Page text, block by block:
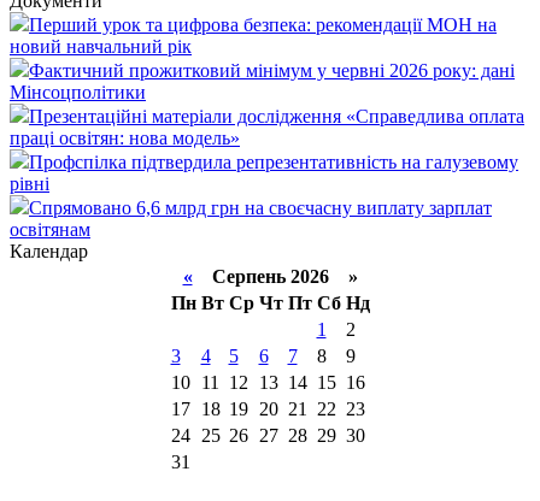
Перший урок та цифрова безпека: рекомендації МОН на
новий навчальний рік
Фактичний прожитковий мінімум у червні 2026 року: дані
Мінсоцполітики
Презентаційні матеріали дослідження «Справедлива оплата
праці освітян: нова модель»
Профспілка підтвердила репрезентативність на галузевому
рівні
Спрямовано 6,6 млрд грн на своєчасну виплату зарплат
освітянам
Календар
«Серпень 2026 »
Пн Вт Ср Чт Пт Сб Нд
1
2
3
4 5 6 7 8
9
10
11 12 13 14 15 16
17
18 19 20 21 22 23
24
25 26 27 28 29 30
31